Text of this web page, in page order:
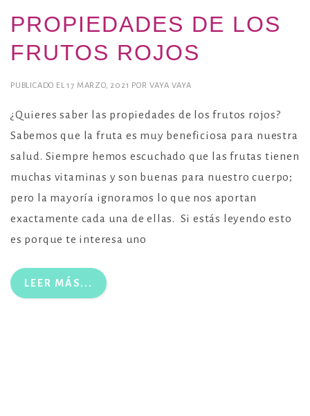
PROPIEDADES DE LOS
FRUTOS ROJOS
PUBLICADO EL17 MARZO, 2021 POR VAYA VAYA
¿Quieres saber las propiedades de los frutos rojos?
Sabemos que la fruta es muy beneficiosa para nuestra
salud. Siempre hemos escuchado que las frutas tienen
muchas vitaminas y son buenas para nuestro cuerpo;
pero la mayoría ignoramos lo que nos aportan
exactamente cada una de ellas. Si estás leyendo esto
es porque te interesa uno
LEER MÁS...